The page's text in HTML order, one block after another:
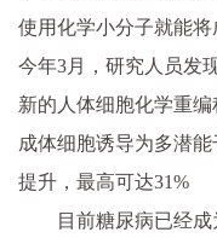
使用化学小分子就能将
今年3月，研究人员发
新的人体细胞化学重
成体细胞诱导为多潜
提升，最高可达31%
目前糖尿病已经